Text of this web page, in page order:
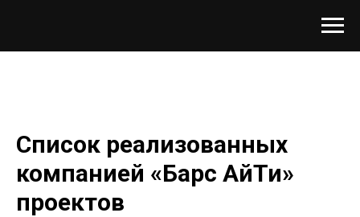
Список реализованных
компанией «Барс АйТи»
проектов